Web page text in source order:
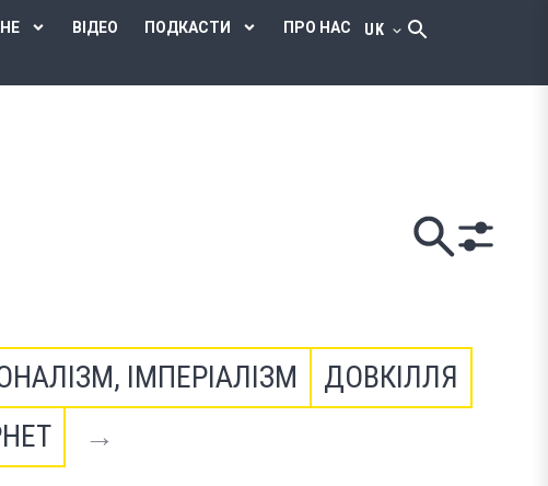
ВІДЕО ПОДКАСТИ ПРО НАС UK
ІМПЕРІАЛІЗМ
ДОВКІЛЛЯ
→